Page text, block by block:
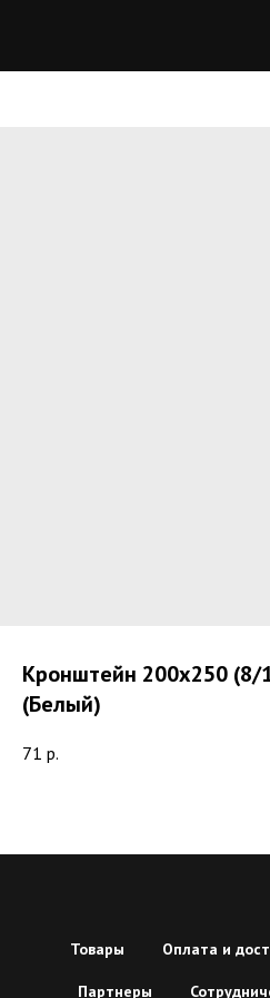
Кронштейн 200х250
(Белый)
71 р.
Товары Оплата и
Партнеры